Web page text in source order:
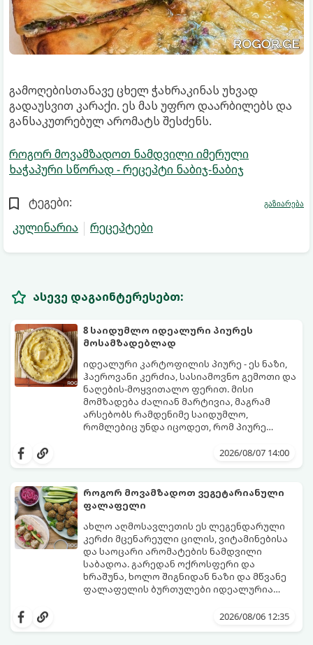
გამოღებისთანავე ცხელ ჭახრაკინას უხვად
გადაუსვით კარაქი. ეს მას უფრო დაარბილებს და
განსაკუთრებულ არომატს შესძენს.
როგორ მოვამზადოთ ნამდვილი იმერული
ხაჭაპური სწორად - რეცეპტი ნაბიჯ-ნაბიჯ
ტეგები:
კულინარია
რეცეპტები
გაზიარება
ასევე დაგაინტერესებთ:
8 საიდუმლო იდეალური პიურეს
მოსამზადებლად
იდეალური კარტოფილის პიურე - ეს ნაზი,
ჰაეროვანი კერძია, სასიამოვნო გემოთი და
ნაღების-მოყვითალო ფერით. მისი
მომზადება ძალიან მარტივია, მაგრამ
არსებობს რამდენიმე საიდუმლო,
რომლებიც უნდა იცოდეთ, რომ პიურე
2026/08/07 14:00
როგორ მოვამზადოთ ვეგეტარიანული
ფალაფელი
ახლო აღმოსავლეთის ეს ლეგენდარული
კერძი მცენარეული ცილის, ვიტამინებისა
და საოცარი არომატების ნამდვილი
საბადოა. გარედან ოქროსფერი და
ხრაშუნა, ხოლო შიგნიდან ნაზი და მწვანე
ფალაფელის ბურთულები იდეალურია
სალათებთან ერთად ან ტახინის (სესამის)
მდგომარეობს, რომ გამოიყენება2026/08/06 12:35